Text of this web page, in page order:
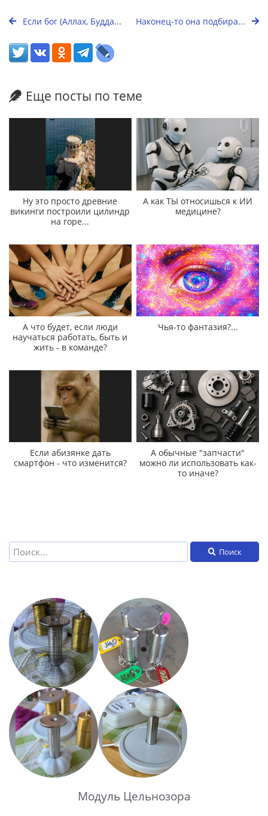
Если бог (Аллах, Будда... Наконец-то она подбира...
Еще посты по теме
Ну это просто древние
викинги построили цилиндр
на горе...
А как ТЫ относишься к ИИ
медицине?
А что будет, если люди
научаться работать, быть и
жить - в команде?
Чья-то фантазия?...
Если абизянке дать
смартфон - что изменится?
А обычные "запчасти"
можно ли использовать как-
то иначе?
Поиск
Модуль Цельнозора